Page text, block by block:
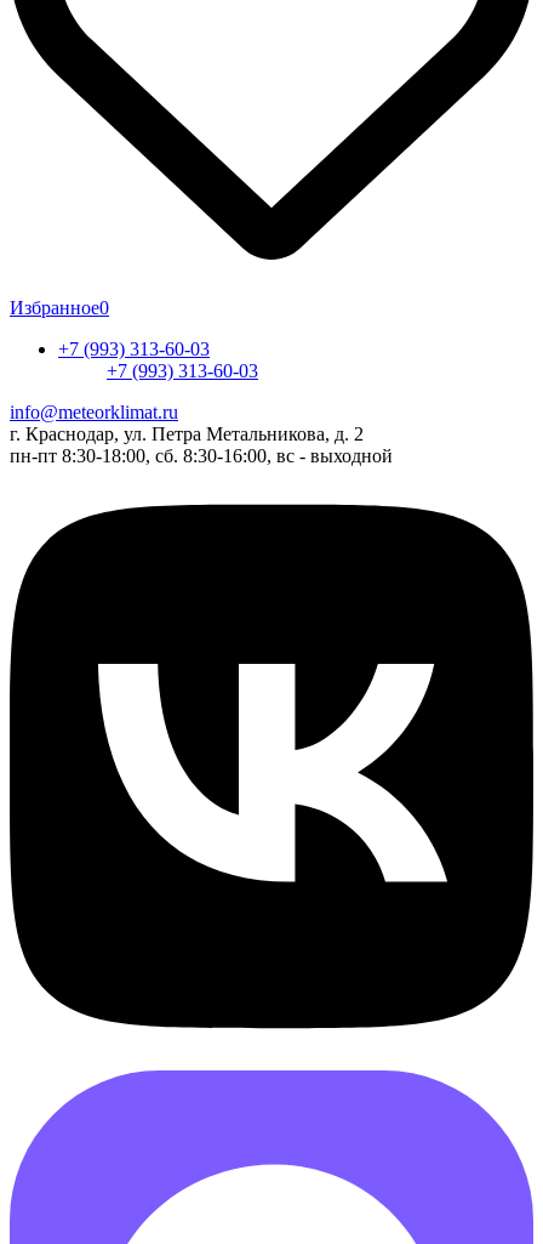
Избранное0
+7 (993) 313-60-03
+7 (993) 313-60-03
info@meteorklimat.ru
г. Краснодар, ул. Петра Метальникова, д. 2
пн-пт 8:30-18:00, сб. 8:30-16:00, вс - выходной